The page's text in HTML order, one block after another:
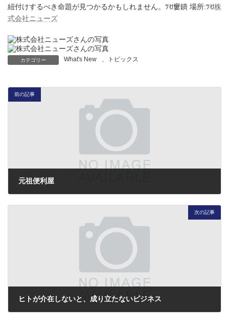
紐付けするべき命題が見つかるかもしれません。ﾂꀀ窶鐀 場所:ﾂꀀ株
式会社ニューズ
カテゴリー What's New 、 トピックス
前の記事
元祖便利屋
次の記事
ヒトが介在しないと、成り立たないビジネス